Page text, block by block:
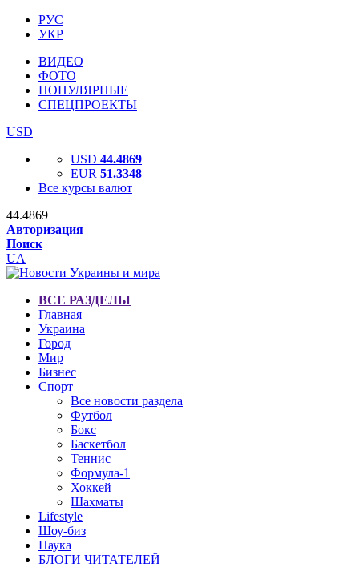
РУС
УКР
ВИДЕО
ФОТО
ПОПУЛЯРНЫЕ
СПЕЦПРОЕКТЫ
USD
USD 44.4869
EUR 51.3348
Все курсы валют
44.4869
Авторизация
Поиск
UA
ВСЕ РАЗДЕЛЫ
Главная
Украина
Город
Мир
Бизнес
Спорт
Все новости раздела
Футбол
Бокс
Баскетбол
Теннис
Формула-1
Хоккей
Шахматы
Lifestyle
Шоу-биз
Наука
БЛОГИ ЧИТАТЕЛЕЙ